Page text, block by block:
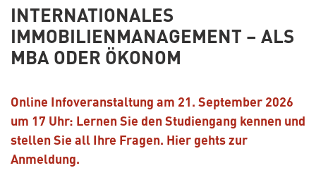
INTERNATIONALES
IMMOBILIENMANAGEMENT – ALS
MBA ODER ÖKONOM
Online Infoveranstaltung am 21. September 2026
um 17 Uhr: Lernen Sie den Studiengang kennen und
stellen Sie all Ihre Fragen. Hier gehts zur
Anmeldung.